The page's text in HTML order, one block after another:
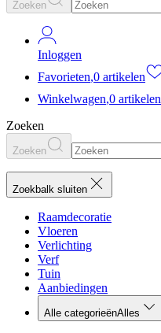
Zoeken
Inloggen
Favorieten,0 artikelen
Winkelwagen,0 artikelen
Zoeken
Zoeken
Zoekbalk sluiten
Raamdecoratie
Vloeren
Verlichting
Verf
Tuin
Aanbiedingen
Alle categorieënAlles